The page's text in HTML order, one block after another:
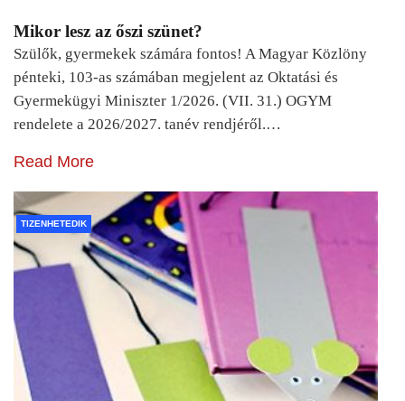
Mikor lesz az őszi szünet?
Szülők, gyermekek számára fontos! A Magyar Közlöny
pénteki, 103-as számában megjelent az Oktatási és
Gyermekügyi Miniszter 1/2026. (VII. 31.) OGYM
rendelete a 2026/2027. tanév rendjéről.…
Read More
TIZENHETEDIK